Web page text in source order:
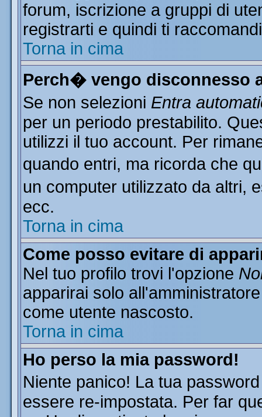
forum, iscrizione a gruppi di
registrarti e quindi ti
Torna in cima
Perch� vengo disconnesso
Se non selezioni Entra
per un periodo prestabilito.
utilizzi il tuo account. Per
quando entri, ma ricorda che
un computer utilizzato da
ecc.
Torna in cima
Come posso evitare di
Nel tuo profilo trovi l'opzione
apparirai solo
come utente nascosto.
Torna in cima
Ho perso la mia password!
Niente panico! La tua
essere re-impostata. Per far